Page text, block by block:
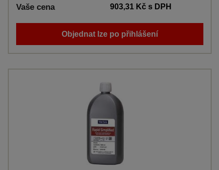
Vaše cena 903,31 Kčs DPH
Objednat lze po přihlášení